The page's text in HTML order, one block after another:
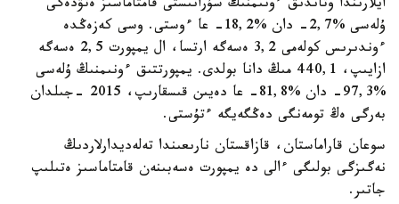
ايلارىندا وتاندىق ءونىمنىڭ سۇرانىستى قامتاماسىز ەتۋدەگى
ۇلەسى %2,7- دان %18,2- عا ءوستى. وسى كەزەڭدە
ءوندىرىس كولەمى 3,2 ەسەگە ارتسا، ال يمپورت 2,5 ەسەگە
ازايىپ، 440,1 مىڭ دانا بولدى. يمپورتتىق ءونىمنىڭ ۇلەسى
%97,3- دان %81,8- عا دەيىن قىسقارىپ، 2015 -جىلدان
بەرگى ەڭ تومەنگى دەڭگەيگە ءتۇستى.
سوعان قاراماستان، قازاقستان نارىعىندا تەلەديدارلاردىڭ
نەگىزگى بولىگى ءالى دە يمپورت ەسەبىنەن قامتاماسىز ەتىلىپ
جاتىر.